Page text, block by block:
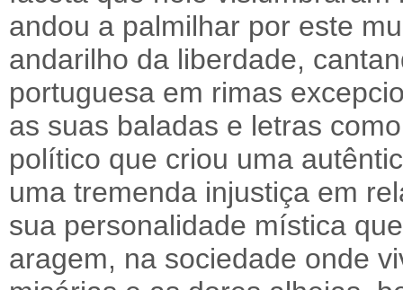
andou a palmilhar por este
andarilho da liberdade,
portuguesa em rimas
as suas baladas e letras
político que criou uma
uma tremenda injustiça em
sua personalidade mística
aragem, na sociedade onde